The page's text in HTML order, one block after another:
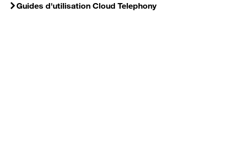
Guides d'utilisation Cloud Telephony